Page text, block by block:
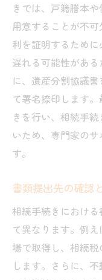
きでは、戸籍謄本
用意することが不
利を証明するため
遅れる可能性があ
に、遺産分割協議
て署名捺印します
きを行い、相続手
いため、専門家の
す。
書類提出先の確認
相続手続きにおけ
て異なります。例
場で取得し、相続
します。さらに、